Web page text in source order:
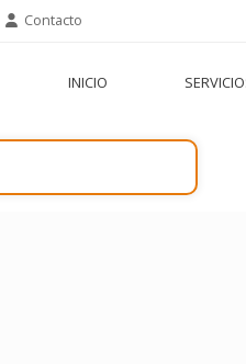
Contacto
INICIO